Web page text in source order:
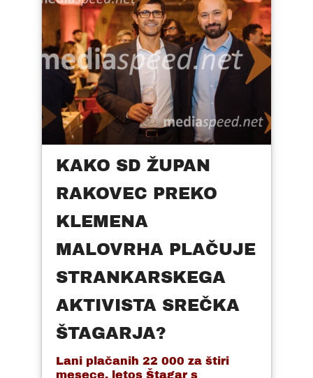
KAKO SD ŽUPAN
RAKOVEC PREKO
KLEMENA
MALOVRHA PLAČUJE
STRANKARSKEGA
AKTIVISTA SREČKA
ŠTAGARJA?
Lani plačanih 22 000 za štiri
mesece, letos Štagar s